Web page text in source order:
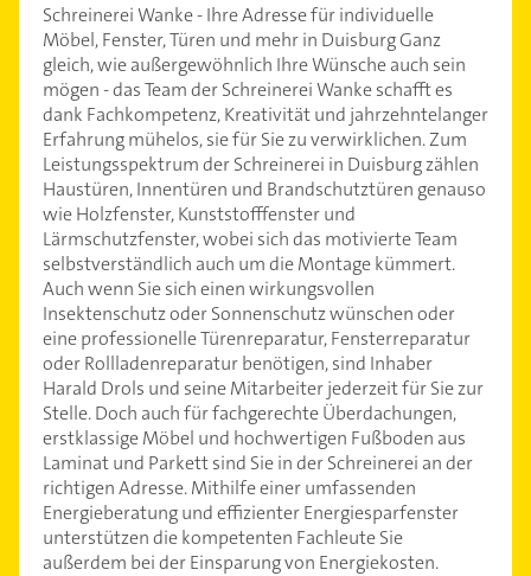
Schreinerei Wanke - Ihre Adresse für individuelle
Möbel, Fenster, Türen und mehr in Duisburg Ganz
gleich, wie außergewöhnlich Ihre Wünsche auch sein
mögen - das Team der Schreinerei Wanke schafft es
dank Fachkompetenz, Kreativität und jahrzehntelanger
Erfahrung mühelos, sie für Sie zu verwirklichen. Zum
Leistungsspektrum der Schreinerei in Duisburg zählen
Haustüren, Innentüren und Brandschutztüren genauso
wie Holzfenster, Kunststofffenster und
Lärmschutzfenster, wobei sich das motivierte Team
selbstverständlich auch um die Montage kümmert.
Auch wenn Sie sich einen wirkungsvollen
Insektenschutz oder Sonnenschutz wünschen oder
eine professionelle Türenreparatur, Fensterreparatur
oder Rollladenreparatur benötigen, sind Inhaber
Harald Drols und seine Mitarbeiter jederzeit für Sie zur
Stelle. Doch auch für fachgerechte Überdachungen,
erstklassige Möbel und hochwertigen Fußboden aus
Laminat und Parkett sind Sie in der Schreinerei an der
richtigen Adresse. Mithilfe einer umfassenden
Energieberatung und effizienter Energiesparfenster
unterstützen die kompetenten Fachleute Sie
außerdem bei der Einsparung von Energiekosten.